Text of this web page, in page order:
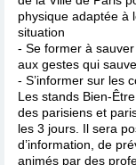
physique adaptée à
situation
- Se former à
aux gestes qui
- S’informer sur les
Les stands Bien-
des parisiens et
les 3 jours. Il sera
d’information, de
animés par des